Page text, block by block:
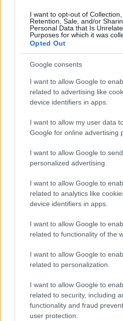
I want to opt-out of Collection,
Retention, Sale, and/or
Personal Data that Is
Purposes for which it was
Opted Out
Google consents
I want to allow Google to
related to advertising like
device identifiers in apps.
I want to allow my user data
Google for online advertising
I want to allow Google to
personalized advertising.
I want to allow Google to
related to analytics like
device identifiers in apps.
I want to allow Google to
related to functionality of the
I want to allow Google to
related to personalization.
I want to allow Google to
related to security, including
functionality and fraud
user protection.
8. Οι υποψήφιοι καταθέτουν
προτιμήσεις τους, μαζί με
με τις ισχύουσες κατά τα λοιπά
Θρησκευμάτων ορίζεται ο
διεξαγωγής, ειδικότεροι όροι,
τούμενα δικαιολογητικά για τη